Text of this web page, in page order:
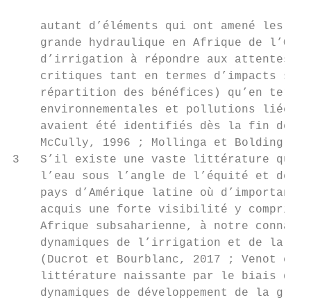
autant d’éléments qui ont amené les
grande hydraulique en Afrique de
d’irrigation à répondre aux attentes
critiques tant en termes d’impacts
répartition des bénéfices) qu’en
environnementales et pollutions liées
avaient été identifiés dès la fin des
McCully, 1996 ; Mollinga et Bolding,
3   S’il existe une vaste littérature qui
l’eau sous l’angle de l’équité et de
pays d’Amérique latine où
acquis une forte visibilité y compris
Afrique subsaharienne, à notre
dynamiques de l’irrigation et de la
(Ducrot et Bourblanc, 2017 ; Venot et
littérature naissante par le biais
dynamiques de développement de la